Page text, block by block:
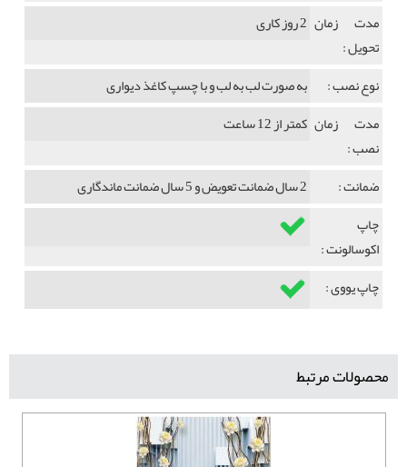
مدت زمان
تحویل :
2 روز کاری
نوع نصب :
به صورت لب به لب و با چسپ کاغذ دیواری
مدت زمان
نصب :
کمتر از 12 ساعت
ضمانت :
2 سال ضمانت تعویض و 5 سال ضمانت ماندگاری
چاپ
اکوسالونت :
چاپ یووی :
محصولات مرتبط